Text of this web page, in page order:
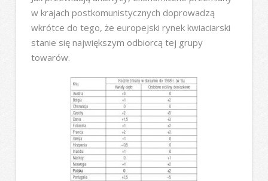
w krajach postkomunistycznych doprowadzą
wkrótce do tego, że europejski rynek kwiaciarski
stanie się największym odbiorcą tej grupy
towarów.